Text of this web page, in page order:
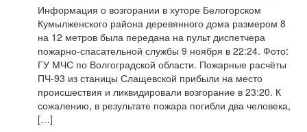
Информация о возгорании в хуторе Белогорском
Кумылженского района деревянного дома размером 8
на 12 метров была передана на пульт диспетчера
пожарно-спасательной службы 9 ноября в 22:24. Фото:
ГУ МЧС по Волгоградской области. Пожарные расчёты
ПЧ-93 из станицы Слащевской прибыли на место
происшествия и ликвидировали возгорание в 23:20. К
сожалению, в результате пожара погибли два человека,
[…]